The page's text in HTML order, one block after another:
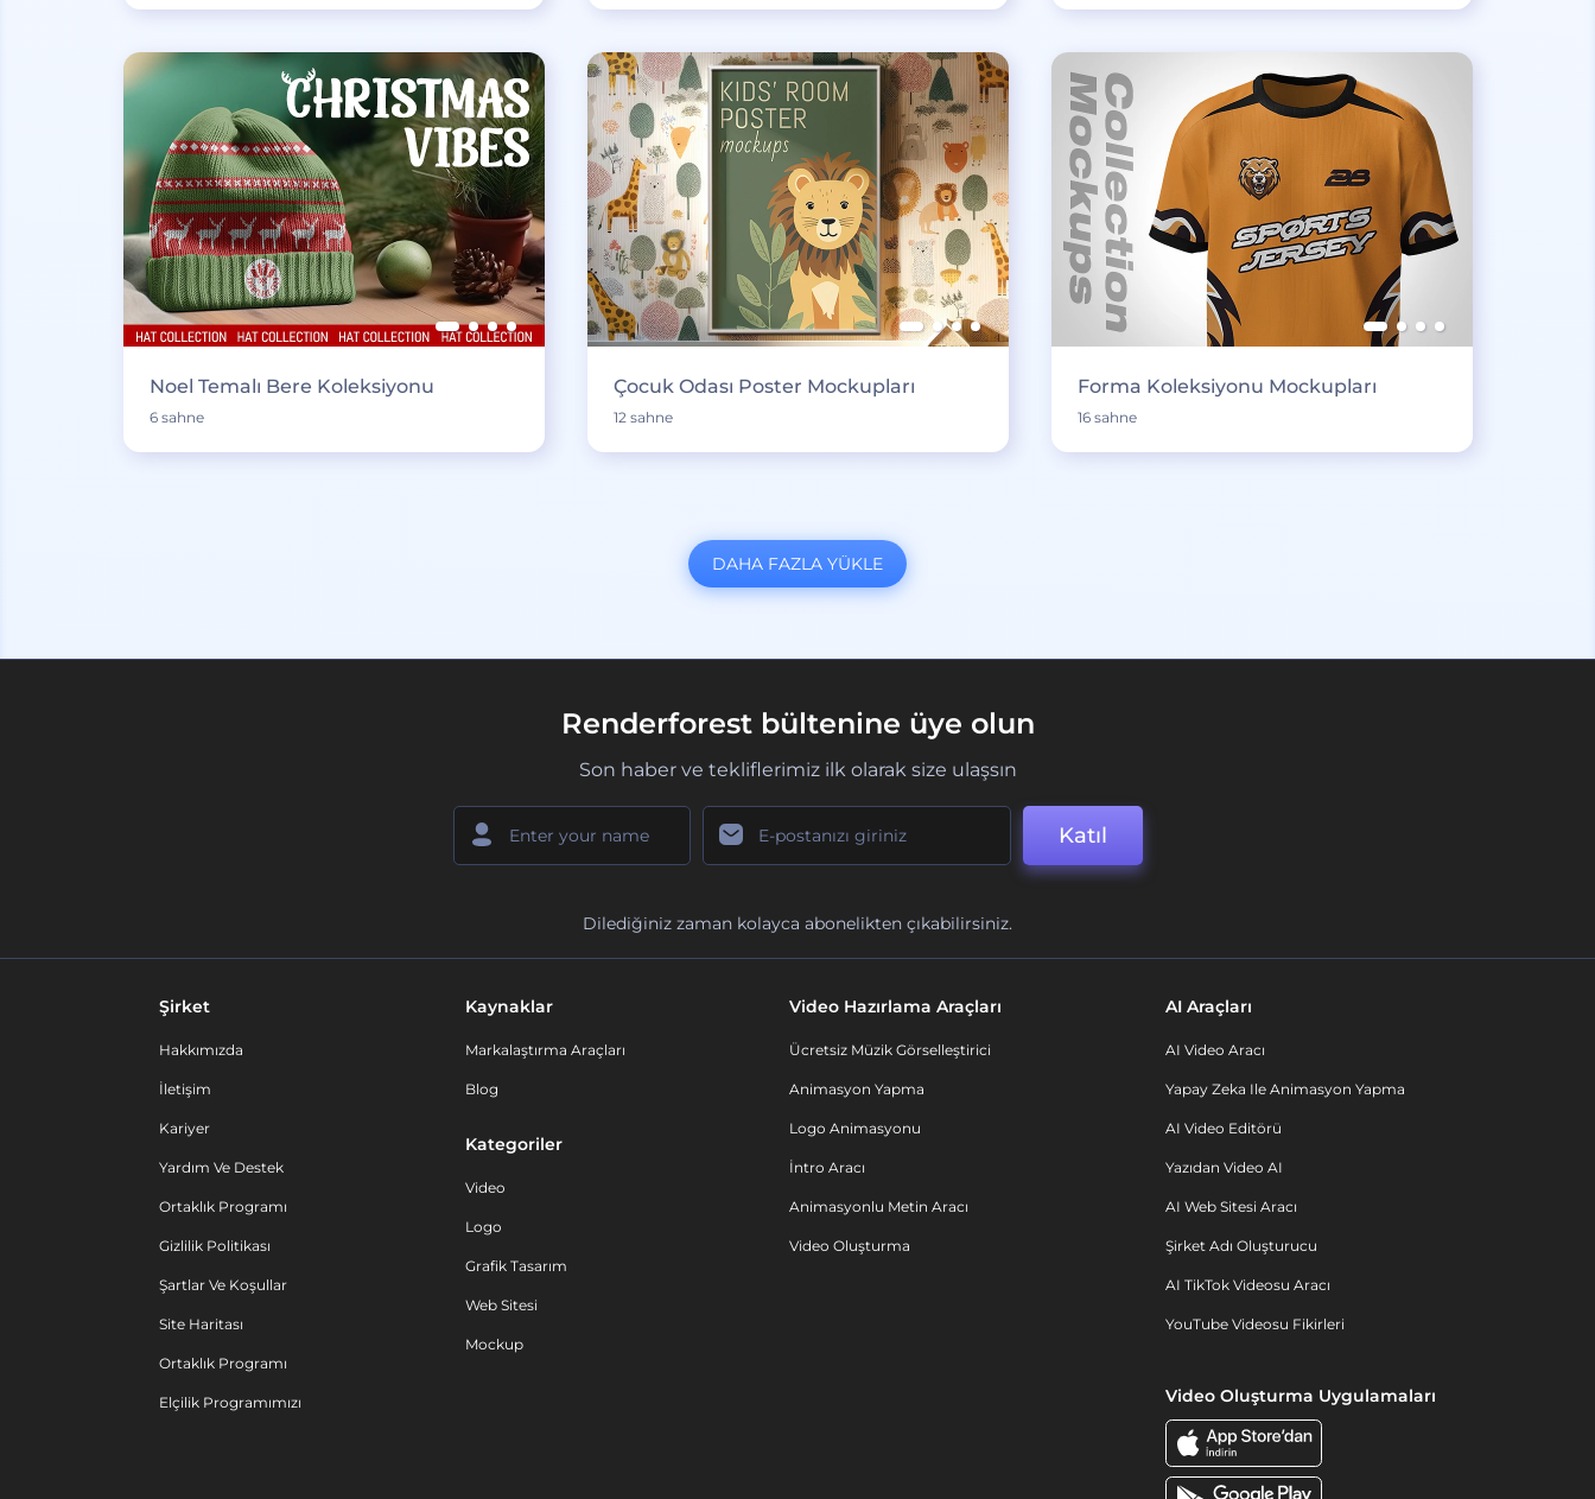
Noel Temalı Bere Koleksiyonu
6 sahne
Çocuk Odası Poster Mockupları
12 sahne
Forma Koleksiyonu Mockupları
16 sahne
DAHA FAZLA YÜKLE
Renderforest bültenine üye olun
Son haber ve tekliflerimiz ilk olarak size ulaşsın
Katıl
Dilediğiniz zaman kolayca abonelikten çıkabilirsiniz.
Şirket
Hakkımızda
İletişim
Kariyer
Yardım Ve Destek
Ortaklık Programı
Gizlilik Politikası
Şartlar Ve Koşullar
Site Haritası
Ortaklık Programı
Elçilik Programımızı
Kaynaklar
Markalaştırma Araçları
Blog
Kategoriler
Video
Logo
Grafik Tasarım
Web Sitesi
Mockup
Video Hazırlama Araçları
Ücretsiz Müzik Görselleştirici
Animasyon Yapma
Logo Animasyonu
İntro Aracı
Animasyonlu Metin Aracı
Video Oluşturma
AI Araçları
AI Video Aracı
Yapay Zeka Ile Animasyon Yapma
AI Video Editörü
Yazıdan Video AI
AI Web Sitesi Aracı
Şirket Adı Oluşturucu
AI TikTok Videosu Aracı
YouTube Videosu Fikirleri
Video Oluşturma Uygulamaları